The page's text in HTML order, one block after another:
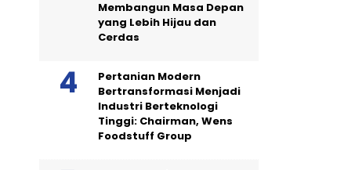
Membangun Masa Depan
yang Lebih Hijau dan
Cerdas
Pertanian Modern
Bertransformasi Menjadi
Industri Berteknologi
Tinggi: Chairman, Wens
Foodstuff Group